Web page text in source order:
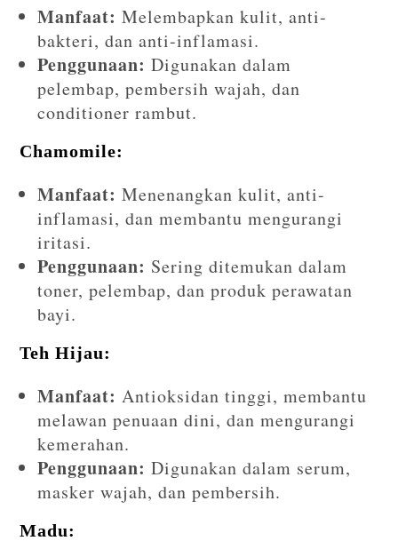
Manfaat: Melembapkan kulit, anti-
bakteri, dan anti-inflamasi.
Penggunaan: Digunakan dalam
pelembap, pembersih wajah, dan
conditioner rambut.
Chamomile:
Manfaat: Menenangkan kulit, anti-
inflamasi, dan membantu mengurangi
iritasi.
Penggunaan: Sering ditemukan dalam
toner, pelembap, dan produk perawatan
bayi.
Teh Hijau:
Manfaat: Antioksidan tinggi, membantu
melawan penuaan dini, dan mengurangi
kemerahan.
Penggunaan: Digunakan dalam serum,
masker wajah, dan pembersih.
Madu: